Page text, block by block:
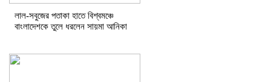
লাল-সবুজের পতাকা হাতে বিশ্বমঞ্চে
বাংলাদেশকে তুলে ধরলেন সায়মা আনিকা